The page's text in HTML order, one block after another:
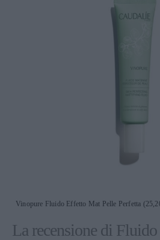
Vinopure Fluido Effetto Mat Pelle Perfetta
La recensione di